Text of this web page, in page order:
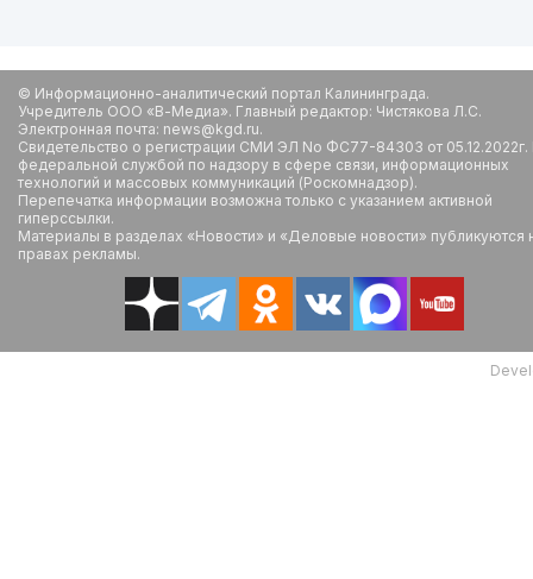
© Информационно-аналитический портал Калининграда.
Учредитель ООО «В-Медиа». Главный редактор: Чистякова Л.С.
Электронная почта: news@kgd.ru.
Свидетельство о регистрации СМИ ЭЛ No ФС77-84303 от
федеральной службой по надзору в сфере связи, информационных
технологий и массовых коммуникаций (Роскомнадзор).
Перепечатка информации возможна только с указанием активной
гиперссылки.
Материалы в разделах «Новости» и «Деловые новости» публикуются
правах рекламы.